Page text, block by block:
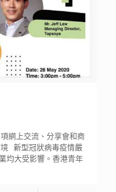
網上交流、分享會和商
新型冠狀病毒疫情嚴
均大受影響。香港青年